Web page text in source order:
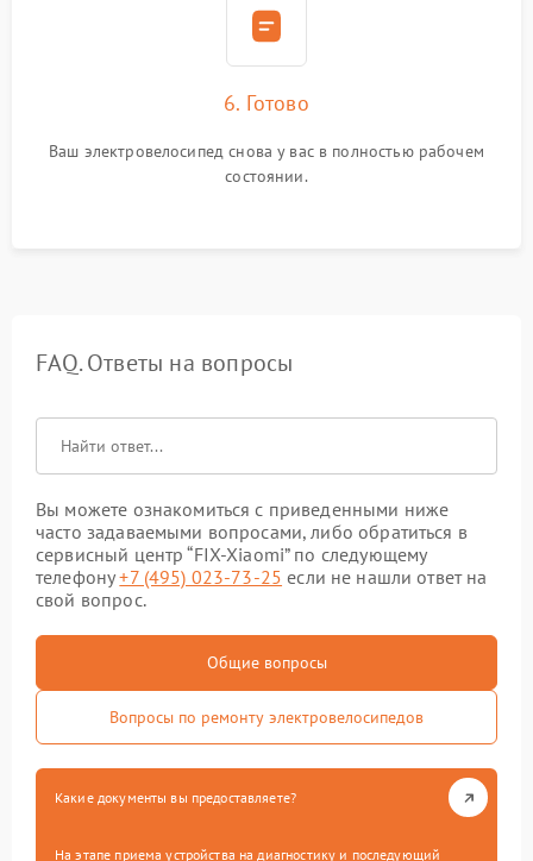
6. Готово
Ваш электровелосипед снова у вас в полностью рабочем
состоянии.
FAQ. Ответы на вопросы
Вы можете ознакомиться с приведенными ниже
часто задаваемыми вопросами, либо обратиться в
сервисный центр “FIX-Xiaomi” по следующему
телефону+7 (495) 023-73-25 если не нашли ответ на
свой вопрос.
Общие вопросы
Вопросы по ремонту электровелосипедов
Какие документы вы предоставляете?
На этапе приема устройства на диагностику и последующий